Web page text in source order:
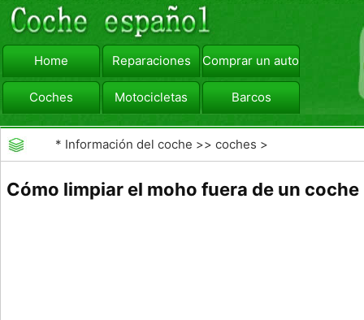
Home Reparaciones Comprar un automóvil
Coches Motocicletas Barcos
viajar Camiones
* Información del coche >>coches >
Cómo limpiar el moho fuera de un coche